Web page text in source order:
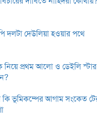
দলটা দেউলিয়া হওয়ার পথে
নিয়ে প্রথম আলো ও ডেইলি স্টার
কি ভূমিকম্পের আগাম সংকেত